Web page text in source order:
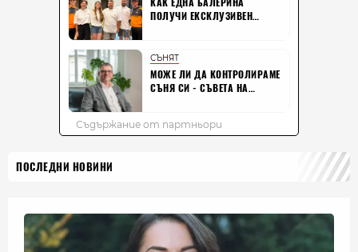
ПОСЛЕДНИ НОВИНИ